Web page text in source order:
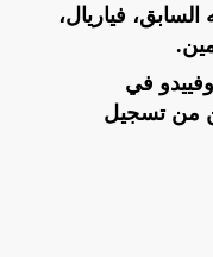
السابق، فياريال،
مع أوفييدو في
من تسجيل